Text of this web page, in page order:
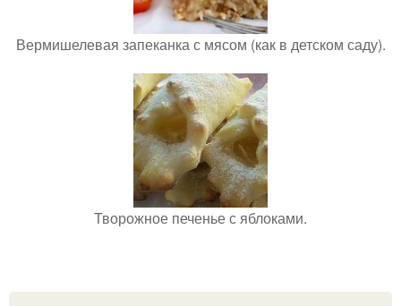
Вермишелевая запеканка с мясом (как в детском саду).
Творожное печенье с яблоками.